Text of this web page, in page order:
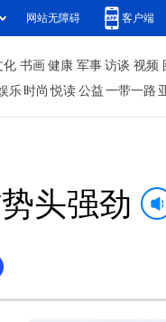
网站无障碍 客户端
化 书画 健康 军事 访谈 视频
乐 时尚 悦读 公益 一带一路
头强劲